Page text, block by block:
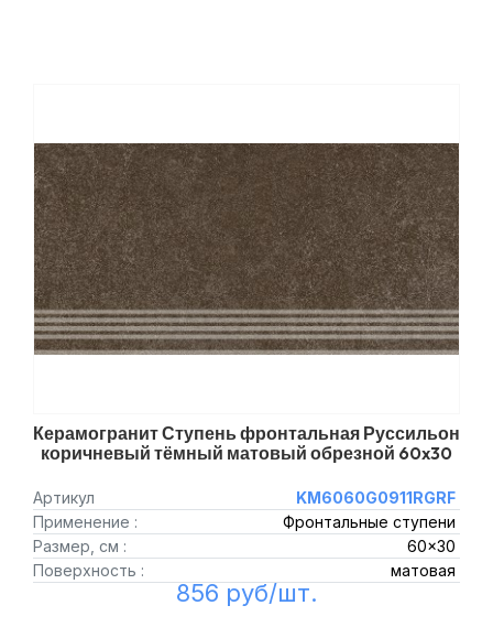
Керамогранит Ступень фронтальная Руссильон
коричневый тёмный матовый обрезной 60x30
Артикул
KM6060G0911RGRF
Применение :
Фронтальные ступени
Размер, см :
60x30
Поверхность :
матовая
856 руб/шт.